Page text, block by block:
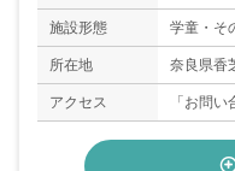
出勤あり
施設形態 学童・そ
所在地 奈良県香
アクセス 「お問い